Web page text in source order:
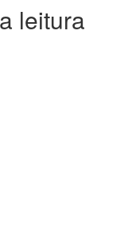
leitura